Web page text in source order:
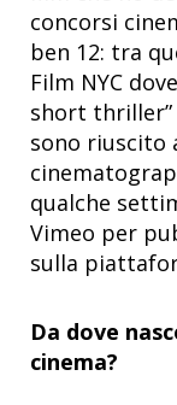
concorsi
ben 12: tra
Film NYC
short thriller”
sono riuscito
qualche
Vimeo per
sulla
Da dove
cinema?